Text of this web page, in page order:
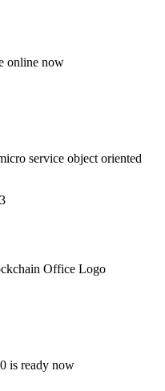
online now
service object oriented
Office Logo
is ready now